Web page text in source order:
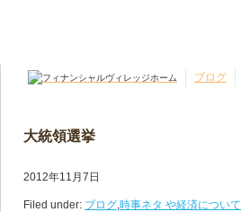
ブログ
大統領選挙
2012年11月7日
Filed under: ブログ,時事ネタ や経済について